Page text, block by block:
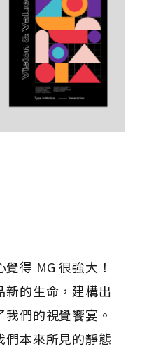
得 MG 很強大！
新的生命，建構出
們的視覺饗宴。
們本來所見的靜態